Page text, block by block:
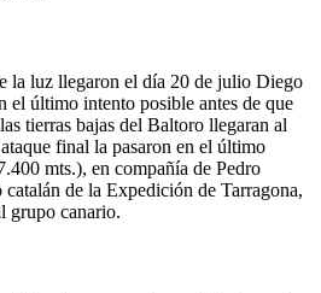
la luz llegaron el día 20 de julio Diego
el último intento posible antes de que
tierras bajas del Baltoro llegaran al
final la pasaron en el último
mts.), en compañía de Pedro
de la Expedición de Tarragona,
grupo canario.